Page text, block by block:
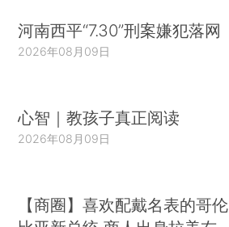
河南西平“7.30”刑案嫌犯落网
2026年08月09日
心智｜教孩子真正阅读
2026年08月09日
【商圈】喜欢配戴名表的哥伦